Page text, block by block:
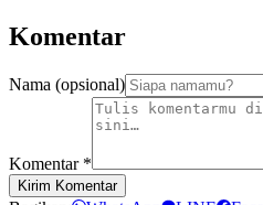
Komentar
Nama (opsional)
Komentar *
Kirim Komentar